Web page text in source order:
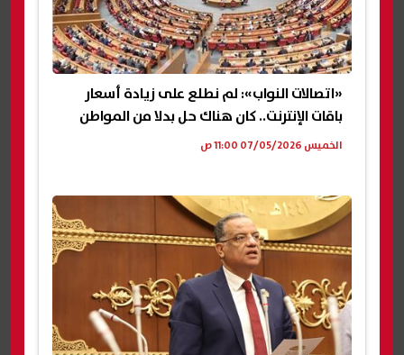
«اتصالات النواب»: لم نطلع على زيادة أسعار
باقات الإنترنت.. كان هناك حل بدلا من المواطن
الخميس 07/05/2026 11:00 ص